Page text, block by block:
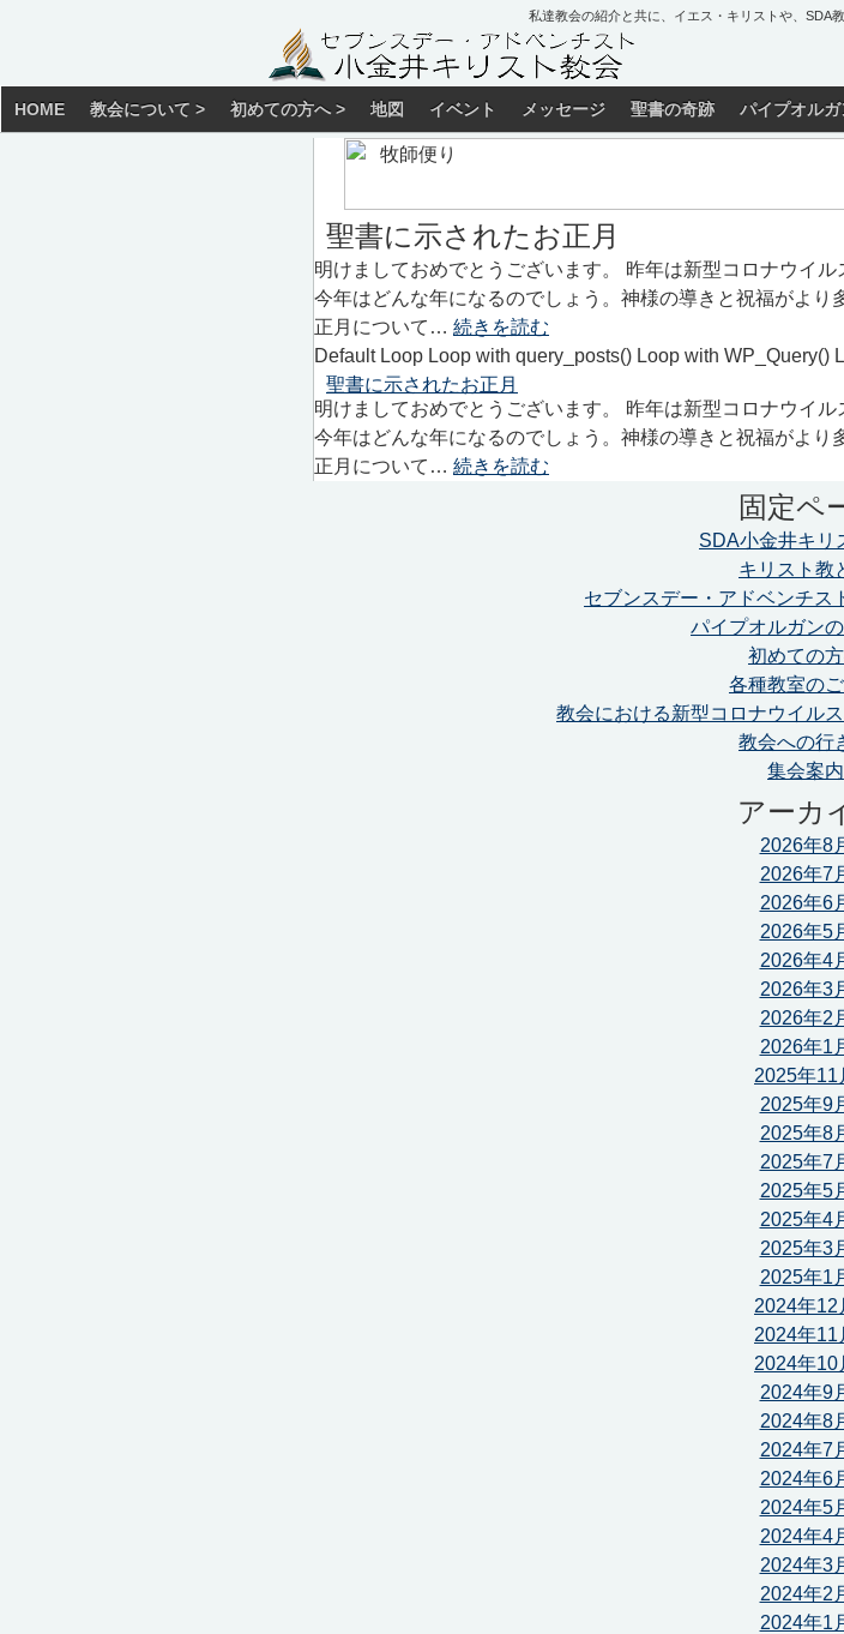
私達教会の紹介と共に、イエス・キリストや、SDA
HOME 教会について > 初めての方へ > 地図 イベント メッセージ 聖書の奇跡 パイプオルガ
聖書に示されたお正月
明けましておめでとうございます。 昨年は新型コロナウイ
今年はどんな年になるのでしょう。神様の導きと祝福がよ
正月について… 続きを読む
Default Loop Loop with query_posts() Loop with WP_Query()
聖書に示されたお正月
明けましておめでとうございます。 昨年は新型コロナウイ
今年はどんな年になるのでしょう。神様の導きと祝福がよ
正月について… 続きを読む
固定ペ
SDA小金井キリ
キリスト教
セブンスデー・アドベンチス
パイプオルガン
初めての
各種教室の
教会における新型コロナウイル
教会への行
集会案内
アーカ
2026年8
2026年7
2026年6
2026年5
2026年4
2026年3
2026年2
2026年1
2025年11
2025年9
2025年8
2025年7
2025年5
2025年4
2025年3
2025年1
2024年12
2024年11
2024年10
2024年9
2024年8
2024年7
2024年6
2024年5
2024年4
2024年3
2024年2
2024年1